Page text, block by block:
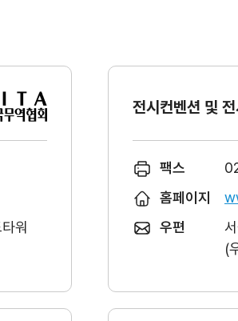
워
전시컨벤션 및
팩스
홈페이지
우편
(